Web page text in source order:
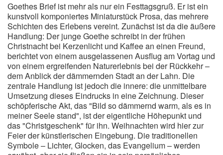
Goethes Brief ist mehr als nur ein Festtagsgruß. Er ist ein
kunstvoll komponiertes Miniaturstück Prosa, das mehrere
Schichten des Erlebens vereint. Zunächst ist da die äußere
Handlung: Der junge Goethe schreibt in der frühen
Christnacht bei Kerzenlicht und Kaffee an einen Freund,
berichtet von einem ausgelassenen Ausflug am Vortag und
von einem ergreifenden Naturerlebnis bei der Rückkehr –
dem Anblick der dämmernden Stadt an der Lahn. Die
zentrale Handlung ist jedoch die innere: die unmittelbare
Umsetzung dieses Eindrucks in eine Zeichnung. Dieser
schöpferische Akt, das "Bild so dämmernd warm, als es in
meiner Seele stand", ist der eigentliche Höhepunkt und
das "Christgeschenk" für ihn. Weihnachten wird hier zur
Feier der künstlerischen Eingebung. Die traditionellen
Symbole – Lichter, Glocken, das Evangelium – werden